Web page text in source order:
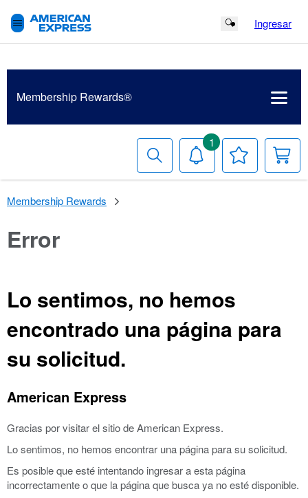
Search Button
Ingresar
Membership Rewards®
Buscar Notificaciones
1
Tu
de
Membership Rewards
Error
Lo sentimos, no hemos
encontrado una página para
su solicitud.
American Express
Gracias por visitar el sitio de American Express.
Lo sentimos, no hemos encontrar una página para su solicitud.
Es posible que esté intentando ingresar a esta página
incorrectamente o que la página que busca ya no esté disponible.